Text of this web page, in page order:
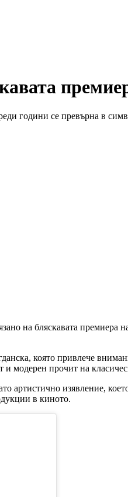
години се превърна в
на бляскавата
която привлече
модерен прочит на
артистично изявление,
в киното.